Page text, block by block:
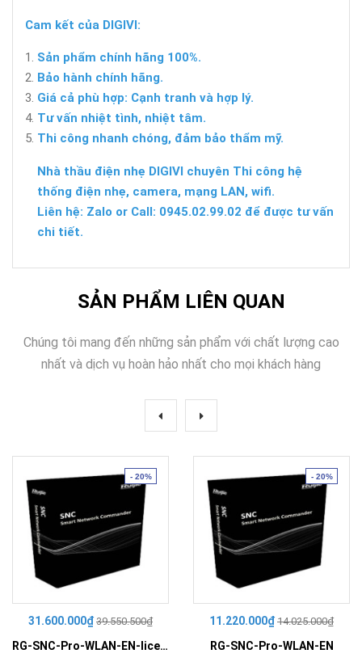
Cam kết của DIGIVI:
Sản phẩm chính hãng 100%.
Bảo hành chính hãng.
Giá cả phù hợp: Cạnh tranh và hợp lý.
Tư vấn nhiệt tình, nhiệt tâm.
Thi công nhanh chóng, đảm bảo thẩm mỹ.
Nhà thầu điện nhẹ DIGIVI chuyên Thi công hệ
thống điện nhẹ, camera, mạng LAN, wifi.
Liên hệ: Zalo or Call: 0945.02.99.02 để được tư vấn
chi tiết.
SẢN PHẨM LIÊN QUAN
Chúng tôi mang đến những sản phẩm với chất lượng cao
nhất và dịch vụ hoàn hảo nhất cho mọi khách hàng
- 20%
31.600.000₫ 39.550.500₫
RG-SNC-Pro-WLAN-EN-license-100
- 20%
11.220.000₫ 14.025.000₫
RG-SNC-Pro-WLAN-EN